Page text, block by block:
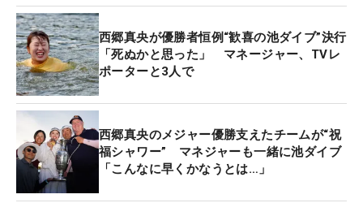
舞台がザ・クラブ at カールトン・ウッズに移り、そ
こにあるのは常設された“普通の池”だった。ジャン
プ台こそ設置されているが、水質への懸念、ヘビな
ど野生動物の存在もあり、特に初出場の選手たちは
一様に苦笑いを浮かべるのが通例だ。
『どうぞご自由に』という空気の中、2023年に優勝
したリリア・ヴ（米国）は「アドレナリンが出まく
って、飛び込んじゃった」とためらうことなく“新ポ
西郷真央が優勝者恒例“歓喜の池ダイブ”決行
「死ぬかと思った」 マネージャー、TVレ
ポーターと3人で
西郷真央のメジャー優勝支えたチームが“祝
福シャワー” マネジャーも一緒に池ダイブ
「こんなに早くかなうとは…」